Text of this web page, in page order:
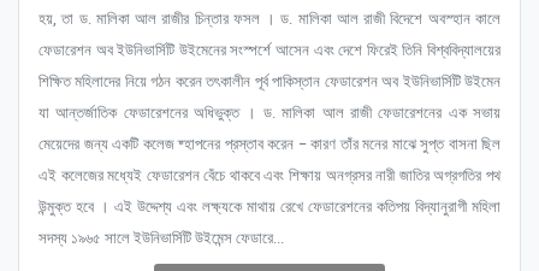
হয়, তা ড. মালিকা আল রাজীর চিন্তার ফসল । ড. মালিকা আল রাজী বিদেশে অবস্হান কালে
ফেডারেশন অব ইউনিভার্সিটি উইমেনের সংস্পর্শে আসেন এবং দেশে ফিরেই তিনি বিশ্ববিদ্যালয়ের
শিক্ষিত মহিলাদের নিয়ে গঠন করেন তৎকালীন পূর্ব পাকিস্তান ফেডারেশন অব ইউনিভার্সিটি উইমেন
যা আন্তর্জাতিক ফেডারেশনের অধিভুক্ত । ড. মালিকা আল রাজী ফেডারেশনের এক সভায়
মেয়েদের জন্য একটি কলেজ ষ্হাপনের প্রস্তাব করেন – কারণ তাঁর মনের মাঝে সুপ্ত বাসনা ছিল
এই কলেজের মধ্যেই ফেডারেশন বেঁচে থাকবে এবং শিক্ষায় অনগ্রসর নারী জাতির অগ্রগতির পথ
উন্মুক্ত হবে । এই উদ্দেশ্য এবং লক্ষ্যকে মাথায় রেখে ফেডারেশনের কতিপয় বিদ্যানুরাগী মহিলা
সদস্য ১৯৬৫ সালে ইউনিভার্সিটি উইমেন্স ফেডারে...